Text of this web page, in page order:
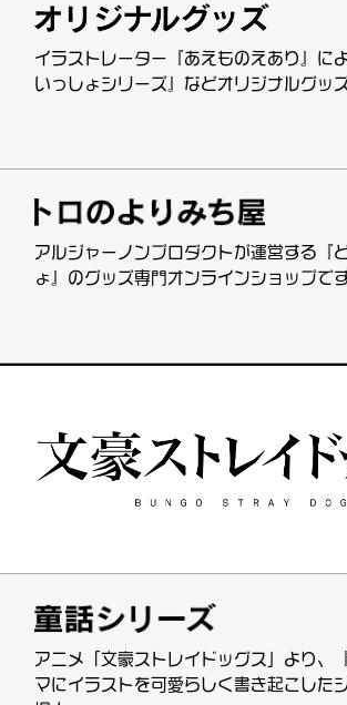
イラストレーター『あえものえあり』に
いっしょシリーズ』などオリジナルグッ
アルジャーノンプロダクトが運営する『
ょ』のグッズ専門オンラインショップです
アニメ「文豪ストレイドッグス」より、
マにイラストを可愛らしく書き起こした